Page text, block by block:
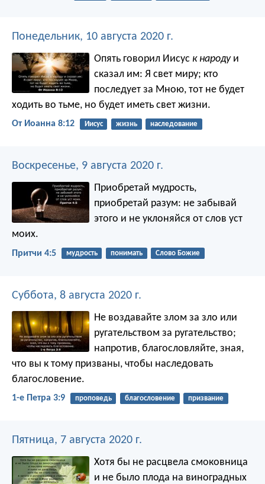
Понедельник, 10 августа 2020 г.
Опять говорил Иисус к народуи
сказал им: Я свет миру; кто
последует за Мною, тот не будет
ходить во тьме, но будет иметь свет жизни.
От Иоанна 8:12 Иисус жизнь наследование
Воскресенье, 9 августа 2020 г.
Приобретай мудрость,
приобретай разум: не забывай
этого и не уклоняйся от слов уст
моих.
Притчи 4:5 мудрость понимать Слово Божие
Суббота, 8 августа 2020 г.
Не воздавайте злом за зло или
ругательством за ругательство;
напротив, благословляйте, зная,
что вы к тому призваны, чтобы наследовать
благословение.
1-е Петра 3:9 проповедь благословение призвание
Пятница, 7 августа 2020 г.
Хотя бы не расцвела смоковница
и не было плода на виноградных